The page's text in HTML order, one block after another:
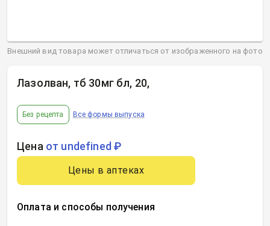
Лазолван, тб 30мг бл, 20,
Без рецепта Все формы выпуска
Цена от undefined ₽
Цены в аптеках
Оплата и способы получения
Внешний вид товара может отличаться от изображенного на фото